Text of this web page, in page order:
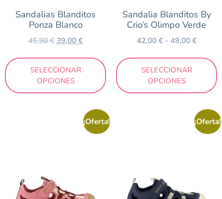
Sandalias Blanditos
Ponza Blanco
45,90€39,00€
SELECCIONAR
OPCIONES
Sandalia Blanditos By
Crio’s Olimpo Verde
42,00€ - 49,00€
SELECCIONAR
OPCIONES
¡Oferta! ¡Oferta!